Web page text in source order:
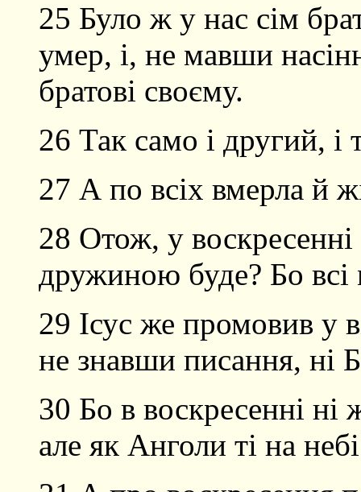
25 Було ж у нас сім
умер, і, не мавши
братові своєму.
26 Так само і другий, і
27 А по всіх вмерла й
28 Отож, у
дружиною буде? Бо всі
29 Ісус же промовив у
не знавши писання, ні
30 Бо в воскресенні ні
але як Анголи ті на